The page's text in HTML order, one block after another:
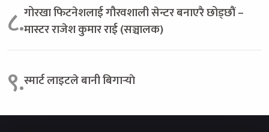
८.गोरखा फिटनेशलाई गौरवशाली सेन्टर बनाएरै छोड्छौं –
मास्टर राजेश कुमार राई (सञ्चालक)
९.स्मार्ट लाइटले बानी बिगार्‍याे